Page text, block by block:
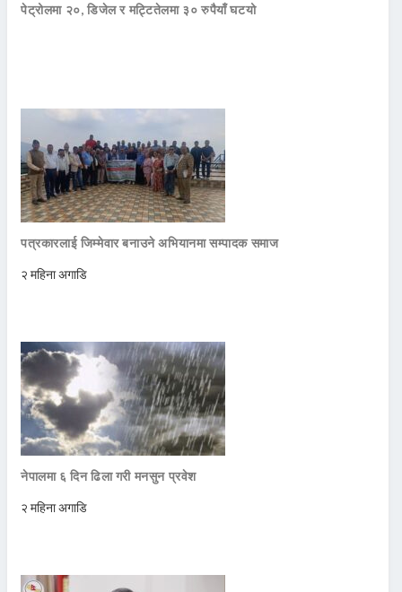
पेट्रोलमा २०, डिजेल र मट्टितेलमा ३० रुपैयाँ घटयो
पत्रकारलाई जिम्मेवार बनाउने अभियानमा सम्पादक समाज
२ महिना अगाडि
नेपालमा ६ दिन ढिला गरी मनसुन प्रवेश
२ महिना अगाडि